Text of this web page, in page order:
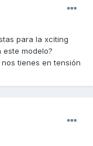
para la xciting
modelo?
tienes en tensión